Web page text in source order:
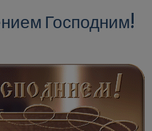
Господним!